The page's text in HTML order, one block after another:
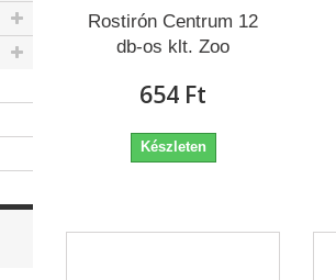
Rostirón Centrum 12
db-os klt. Zoo
654 Ft‎
Készleten